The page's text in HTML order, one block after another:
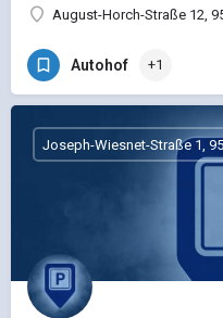
August-Horch-Straße 12,
Autohof +1
Joseph-Wiesnet-Straße 1,